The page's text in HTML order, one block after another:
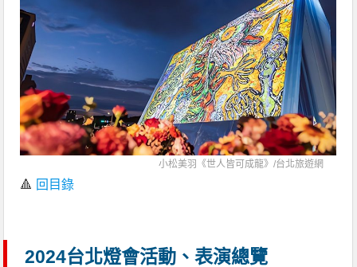
小松美羽《世人皆可成龍》/台北旅遊網
🔺 回目錄
2024台北燈會活動、表演總覽